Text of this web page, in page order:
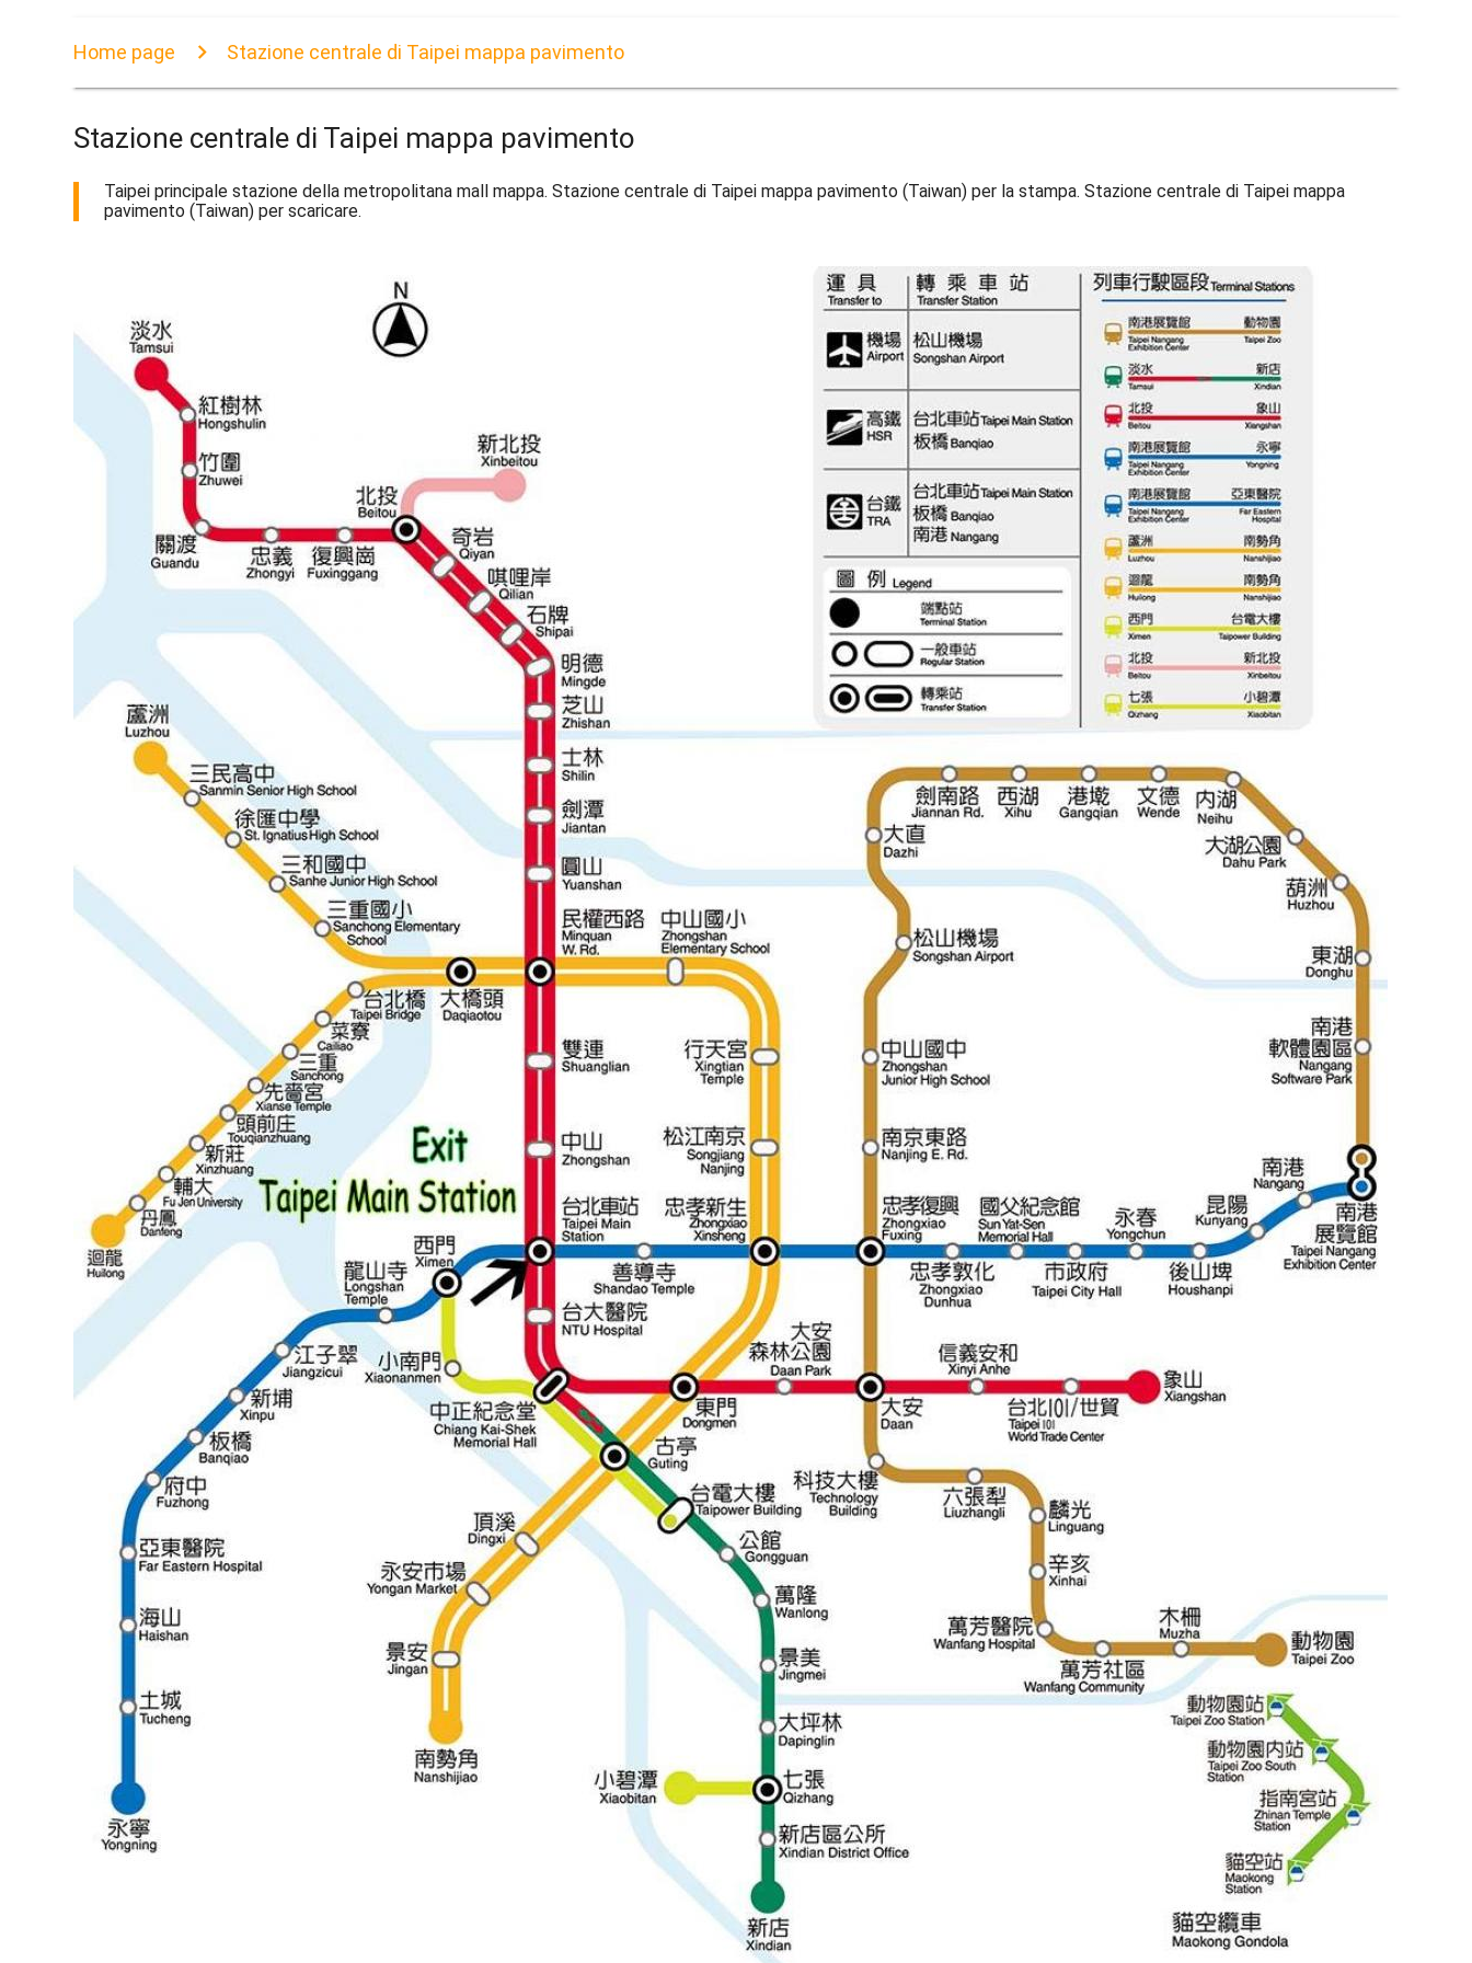
Home page Stazione centrale di Taipei mappa pavimento
Stazione centrale di Taipei mappa pavimento
Taipei principale stazione della metropolitana mall mappa. Stazione centrale di Taipei mappa pavimento (Taiwan) per la stampa. Stazione centrale di Taipei mappa
pavimento (Taiwan) per scaricare.